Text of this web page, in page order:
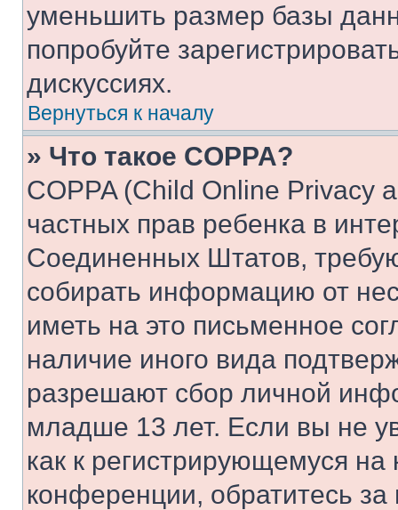
уменьшить размер базы
попробуйте
дискуссиях.
Вернуться к началу
» Что такое COPPA?
COPPA (Child Online Privacy
частных прав ребенка в
Соединенных Штатов,
собирать информацию от
иметь на это письменное
наличие иного вида
разрешают сбор личной
младше 13 лет. Если вы не
как к регистрирующемуся
конференции, обратитесь